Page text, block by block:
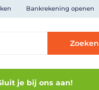
Bankrekening openen
Zoeken
je bij ons aan!